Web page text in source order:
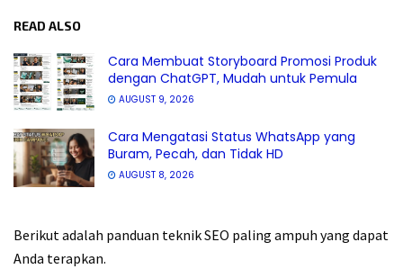
READ ALSO
Cara Membuat Storyboard Promosi Produk
dengan ChatGPT, Mudah untuk Pemula
AUGUST 9, 2026
Cara Mengatasi Status WhatsApp yang
Buram, Pecah, dan Tidak HD
AUGUST 8, 2026
Berikut adalah panduan teknik SEO paling ampuh yang dapat
Anda terapkan.